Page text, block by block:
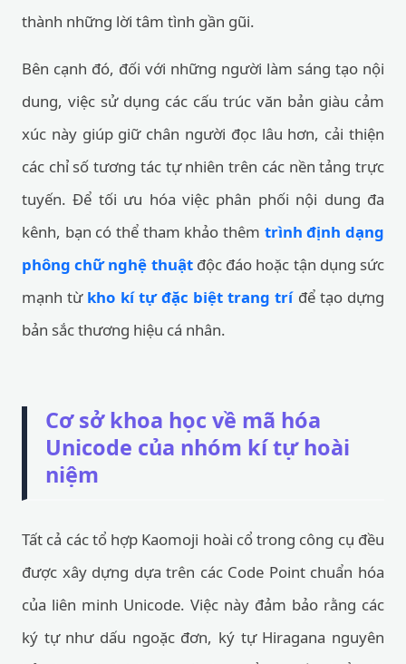
thành những lời tâm tình gần gũi.
Bên cạnh đó, đối với những người làm sáng tạo nội
dung, việc sử dụng các cấu trúc văn bản giàu cảm
xúc này giúp giữ chân người đọc lâu hơn, cải thiện
các chỉ số tương tác tự nhiên trên các nền tảng trực
tuyến. Để tối ưu hóa việc phân phối nội dung đa
kênh, bạn có thể tham khảo thêm trình định dạng
phông chữ nghệ thuậtđộc đáo hoặc tận dụng sức
mạnh từ kho kí tự đặc biệt trang tríđể tạo dựng
bản sắc thương hiệu cá nhân.
Cơ sở khoa học về mã hóa
Unicode của nhóm kí tự hoài
niệm
Tất cả các tổ hợp Kaomoji hoài cổ trong công cụ đều
được xây dựng dựa trên các Code Point chuẩn hóa
của liên minh Unicode. Việc này đảm bảo rằng các
ký tự như dấu ngoặc đơn, ký tự Hiragana nguyên